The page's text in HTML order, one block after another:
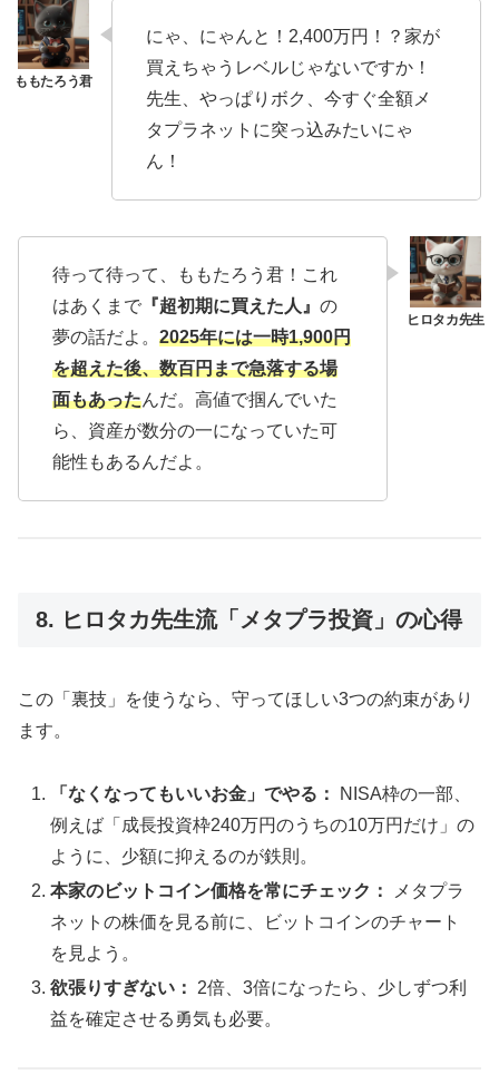
にゃ、にゃんと！2,400万円！？家が
買えちゃうレベルじゃないですか！
先生、やっぱりボク、今すぐ全額メ
タプラネットに突っ込みたいにゃ
ん！
待って待って、ももたろう君！これ
はあくまで 『超初期に買えた人』 の
夢の話だよ。 2025年には一時1,900円
を超えた後、数百円まで急落する場
面もあったんだ。高値で掴んでいた
ら、資産が数分の一になっていた可
能性もあるんだよ。
8. ヒロタカ先生流「メタプラ投資」の心得
この「裏技」を使うなら、守ってほしい3つの約束があり
ます。
「なくなってもいいお金」でやる：
NISA枠の一部、
例えば「成長投資枠240万円のうちの10万円だけ」の
ように、少額に抑えるのが鉄則。
本家のビットコイン価格を常にチェック：
メタプラ
ネットの株価を見る前に、ビットコインのチャート
を見よう。
欲張りすぎない：
2倍、3倍になったら、少しずつ利
益を確定させる勇気も必要。